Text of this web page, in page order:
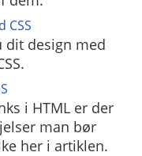
CSS
dit design med
i HTML er der
man bør
her i artiklen.